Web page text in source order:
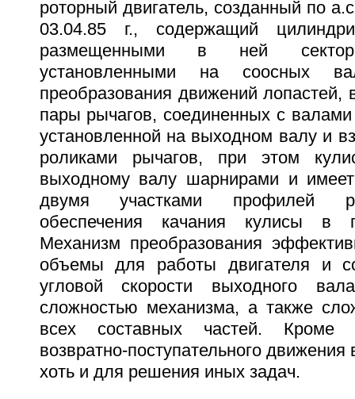
роторный двигатель, созданный по
03.04.85 г., содержащий
размещенными в ней
установленными на соосных
преобразования движений
пары рычагов, соединенных с
установленной на выходном валу и
роликами рычагов, при этом
выходному валу шарнирами и
двумя участками профилей
обеспечения качания кулисы в
Механизм преобразования
объемы для работы двигателя и
угловой скорости выходного
сложностью механизма, а также
всех составных частей. Кроме
возвратно-поступательного движения
хоть и для решения иных задач.